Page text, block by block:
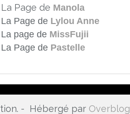
La Page de Manola
La Page de Lylou Anne
La page de MissFujii
La Page de Pastelle
- Hébergé par Overblog